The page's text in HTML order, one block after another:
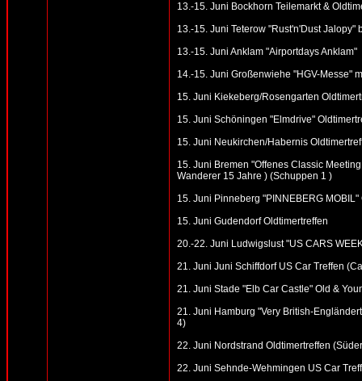
13.-15. Juni Bockhorn Teilemarkt &
13.-15. Juni Teterow "Rust'n'Dust
13.-15. Juni Anklam "Airportdays Anklam"
14.-15. Juni Großenwiehe "HGV-Messe"
15. Juni Kiekeberg/Rosengarten
15. Juni Schöningen "Elmdrive"
15. Juni Neukirchen/Habernis
15. Juni Bremen "Offenes Classic
Wanderer 15 Jahre ) (Schuppen 1 )
15. Juni Pinneberg "PINNEBERG
15. Juni Gudendorf Oldtimertreffen
20.-22. Juni Ludwigslust "US CARS
21. Juni Juni Schiffdorf US Car Treffen
21. Juni Stade "Elb Car Castle" Old &
21. Juni Hamburg "Very British-
4)
22. Juni Nordstrand Oldtimertreffen
22. Juni Sehnde-Wehmingen US Car